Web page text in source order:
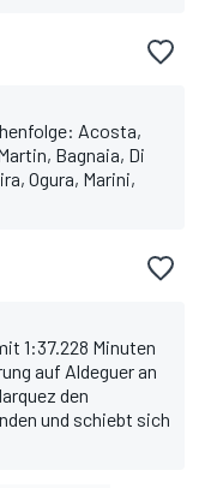
Acosta,
Bagnaia, Di
Ogura, Marini,
1:37.228 Minuten
auf Aldeguer an
den
und schiebt sich